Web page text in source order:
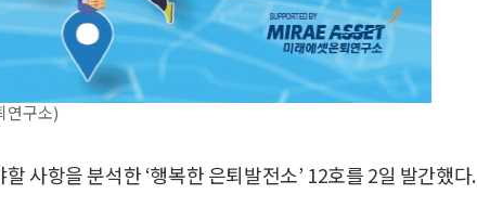
연구소)
사항을 분석한 ‘행복한 은퇴발전소’ 12호를 2일 발간했다.